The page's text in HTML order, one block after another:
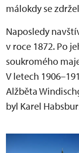
málokdy se
Naposledy
v roce 1872. Po
soukromého
V letech
Alžběta
byl Karel